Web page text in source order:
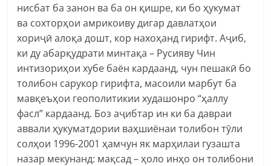
нисбат ба занон ва ба он қишре, ки бо ҳукумат
ва сохторҳои амрикоиву дигар давлатҳои
хориҷӣ алоқа дошт, кор нахоҳанд гирифт. Аҷиб,
ки ду абарқудрати минтақа – Русияву Чин
интизориҳои хубе баён кардаанд, чун пешакӣ бо
толибон сарукор гирифта, масоили марбут ба
мавқеъҳои геополитикии худашонро “ҳаллу
фасл” кардаанд. Боз аҷибтар ин ки ба давраи
аввали ҳукуматдории ваҳшиёнаи толибон тӯли
солҳои 1996-2001 ҳамчун як марҳилаи гузашта
назар мекунанд: мақсад – ҳоло инҳо он толибони